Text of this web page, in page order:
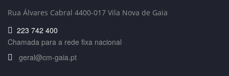
Rua Álvares Cabral 4400-017 Vila Nova de Gaia
223 742 400
Chamada para a rede fixa nacional
geral@cm-gaia.pt